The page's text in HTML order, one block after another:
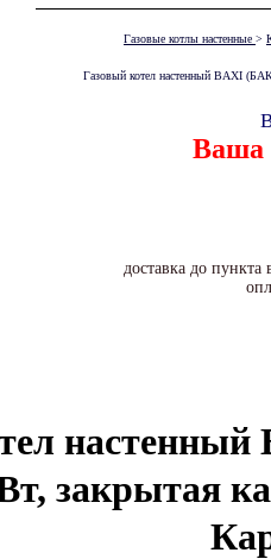
Газовые котлы настенные >
Газовый котел настенный BAXI
Ваша
доставка до
закрытая